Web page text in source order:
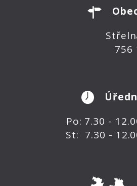
756
Po: 7.30 -
St: 7.30 -